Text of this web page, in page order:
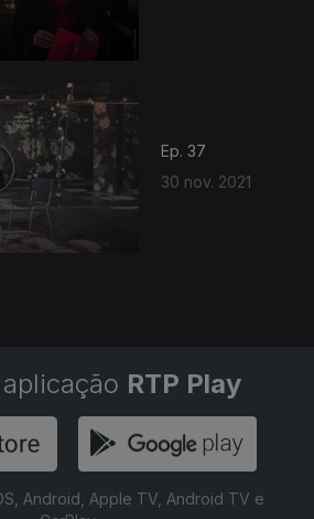
Ep. 37
30 nov. 2021
RTP Play
Android, Apple TV, Android TV e